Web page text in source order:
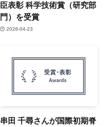
臣表彰 科学技術賞（研究部
門）を受賞
2026-04-23
串田 千尋さんが国際初期脊